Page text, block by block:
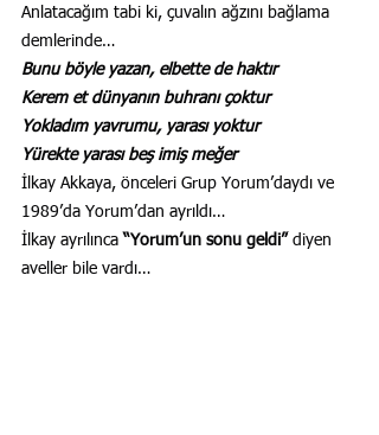
Anlatacağım tabi ki, çuvalın ağzını bağlama
demlerinde…
Bunu böyle yazan, elbette de haktır
Kerem et dünyanın buhranı çoktur
Yokladım yavrumu, yarası yoktur
Yürekte yarası beş imiş meğer
İlkay Akkaya, önceleri Grup Yorum’daydı ve
1989’da Yorum’dan ayrıldı…
İlkay ayrılınca “Yorum’un sonu geldi” diyen
aveller bile vardı…